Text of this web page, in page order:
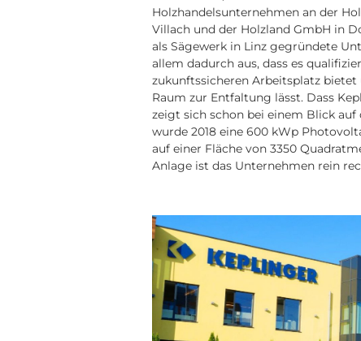
Holzhandelsunternehmen an der
Villach und der Holzland GmbH in
als Sägewerk in Linz gegründete
allem dadurch aus, dass es
zukunftssicheren Arbeitsplatz
Raum zur Entfaltung lässt. Dass
zeigt sich schon bei einem Blick auf
wurde 2018 eine 600 kWp
auf einer Fläche von 3350
Anlage ist das Unternehmen rein